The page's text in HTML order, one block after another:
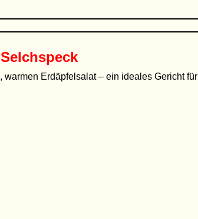
Erdäpfelsalat – ein ideales Gericht für